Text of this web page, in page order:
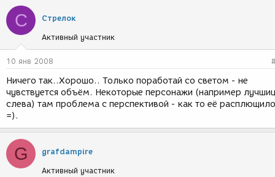
С Стрелок
Активный участник
10 янв 2008
Ничего так..Хорошо.. Только поработай со светом - не
чувствуется объём. Некоторые персонажи (например
слева) там проблема с перспективой - как то её расплющило
=).
G grafdampire
Активный участник